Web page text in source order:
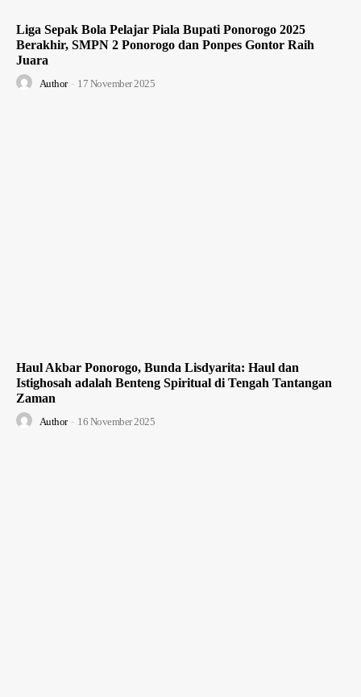
Liga Sepak Bola Pelajar Piala Bupati Ponorogo 2025
Berakhir, SMPN 2 Ponorogo dan Ponpes Gontor Raih
Juara
Author - 17 November 2025
Haul Akbar Ponorogo, Bunda Lisdyarita: Haul dan
Istighosah adalah Benteng Spiritual di Tengah Tantangan
Zaman
Author - 16 November 2025